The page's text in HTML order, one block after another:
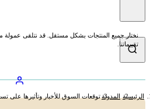
نختار جميع المنتجات بشكل مستقل. قد نتلقى عمولة
تقييماتنا.
الرئيسية المدونةتوقعات السوق للأخبار وتأثيرها على